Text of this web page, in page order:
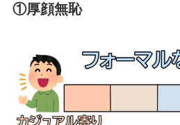
①厚顔無恥